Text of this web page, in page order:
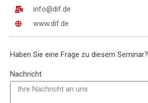
info@dif.de
www.dif.de
Haben Sie eine Frage zu diesem Seminar?
Nachricht